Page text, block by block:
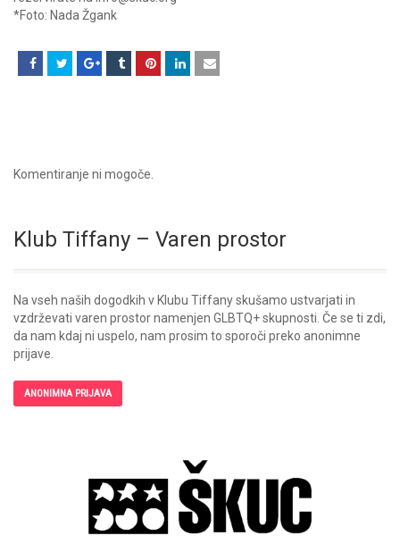
*Foto: Nada Žgank
Komentiranje ni mogoče.
Klub Tiffany – Varen prostor
Na vseh naših dogodkih v Klubu Tiffany skušamo ustvarjati in
vzdrževati varen prostor namenjen GLBTQ+ skupnosti. Če se ti zdi,
da nam kdaj ni uspelo, nam prosim to sporoči preko anonimne
prijave.
ANONIMNA PRIJAVA